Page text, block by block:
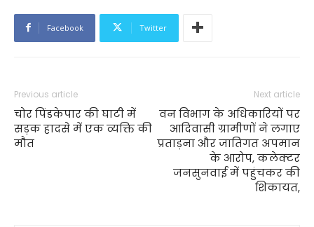
Facebook Twitter
Previous article
चोर पिंडकेपार की घाटी में
सड़क हादसे में एक व्यक्ति की
मौत
Next article
वन विभाग के अधिकारियों पर
आदिवासी ग्रामीणों ने लगाए
प्रताड़ना और जातिगत अपमान
के आरोप, कलेक्टर
जनसुनवाई में पहुंचकर की
शिकायत,